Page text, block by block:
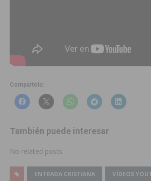
Compártelo:
También puede interesar
No related posts.
ENTRADA CRISTIANA VÍDEOS